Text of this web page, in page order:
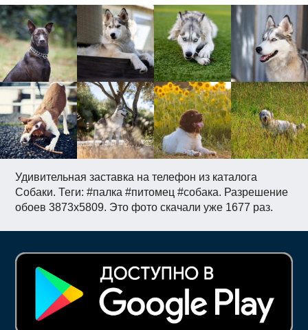
Удивительная заставка на телефон из каталога
Собаки. Теги: #палка #питомец #собака. Разрешение
обоев 3873x5809. Это фото скачали уже 1677 раз.